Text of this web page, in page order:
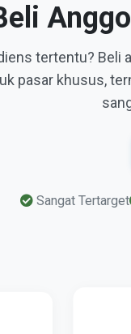
tertentu? Beli
pasar khusus,
Sangat Tertarget